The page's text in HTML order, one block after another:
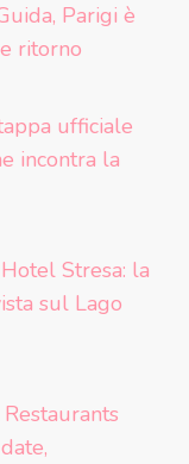
Parigi è
ritorno
ufficiale
incontra la
Stresa: la
sul Lago